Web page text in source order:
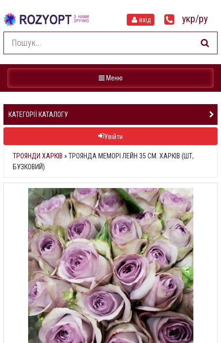
вхід укр/ру
Навігація
Меню
КАТЕГОРІЇ КАТАЛОГУ
Увійти
ТРОЯНДИ ХАРКІВ »ТРОЯНДА МЕМОРІ ЛЕЙН 35 СМ. ХАРКІВ (ШТ,
БУЗКОВИЙ)